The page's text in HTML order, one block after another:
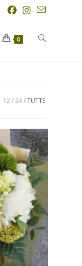
0
12 24 TUTTE